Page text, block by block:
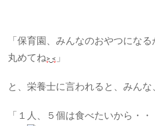
「保育園、みんなのおやつにな
丸めてね
」
と、栄養士に言われると、みんな
「１人、５個は食べたいから・